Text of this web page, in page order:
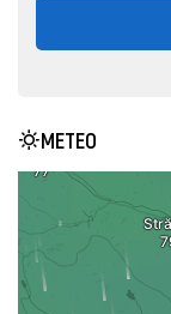
METEO